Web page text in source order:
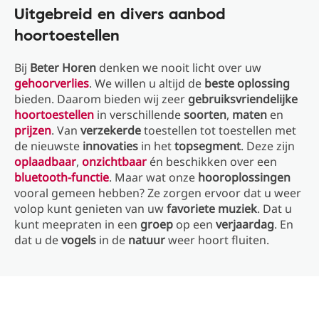
Uitgebreid en divers aanbod
hoortoestellen
Bij Beter Horen denken we nooit licht over uw
gehoorverlies. We willen u altijd de beste oplossing
bieden. Daarom bieden wij zeer gebruiksvriendelijke
hoortoestellen in verschillendesoorten, maten en
prijzen. Van verzekerdetoestellen tot toestellen met
de nieuwste innovaties in hettopsegment. Deze zijn
oplaadbaar, onzichtbaar én beschikken over een
bluetooth-functie. Maar wat onze hooroplossingen
vooral gemeen hebben? Ze zorgen ervoor dat u weer
volop kunt genieten van uwfavoriete muziek. Dat u
kunt meepraten in een groep op een verjaardag. En
dat u devogels in de natuurweer hoort fluiten.